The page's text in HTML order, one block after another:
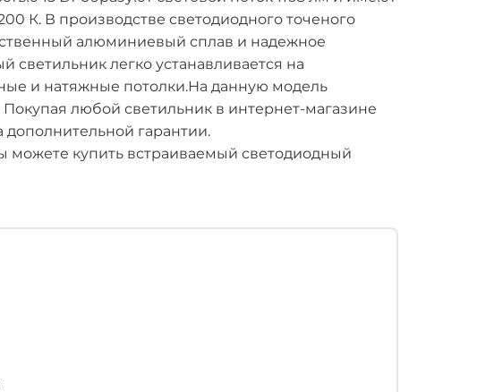
К. В производстве светодиодного точеного
алюминиевый сплав и надежное
легко устанавливается на
и натяжные потолки.На данную модель
Покупая любой светильник в интернет-магазине
гарантии.
купить встраиваемый светодиодный